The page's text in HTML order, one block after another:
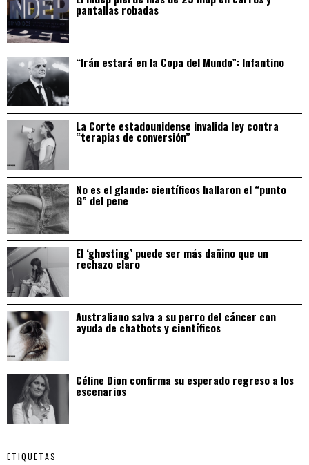
pantallas robadas
“Irán estará en la Copa del Mundo”: Infantino
La Corte estadounidense invalida ley contra
“terapias de conversión”
No es el glande: científicos hallaron el “punto
G” del pene
El ‘ghosting’ puede ser más dañino que un
rechazo claro
Australiano salva a su perro del cáncer con
ayuda de chatbots y científicos
Céline Dion confirma su esperado regreso a los
escenarios
ETIQUETAS